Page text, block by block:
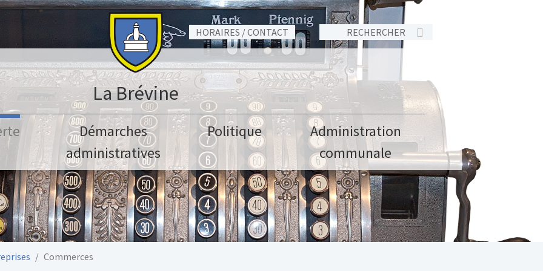
HORAIRES / CONTACT
La Brévine
Démarches
administratives
Politique
Administration
communale
Commerces